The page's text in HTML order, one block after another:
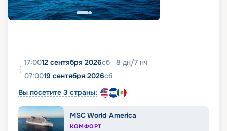
17:0012 сентября 2026сб 8 дн/7 нч
07:0019 сентября 2026сб
Вы посетите 3 страны:
MSC World America
КОМФОРТ